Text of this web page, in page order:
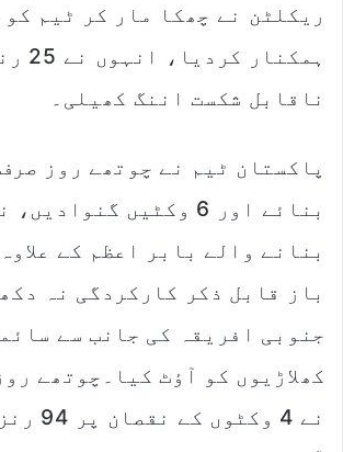
ریکلٹن نے چھکا مار کر ٹیم کو
ہمکنار
ناقابل شکست اننگ کھیلی۔
بنائے اور 6 وکٹیں
بنانے والے بابر اعظم کے
باز قابل ذکر کارکردگی نہ
کھلاڑیوں کو آؤٹ کیا۔چوتھے
نے 4